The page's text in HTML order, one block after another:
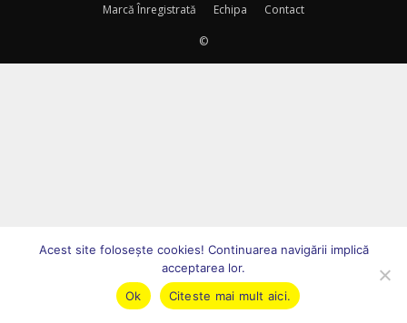
Marcă Înregistrată
Echipa Contact
©
Acest site foloseşte cookies! Continuarea navigării implică
acceptarea lor.
Ok
Citeste mai mult aici.